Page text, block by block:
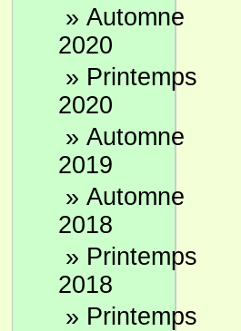
» Automne
2020
» Printemps
2020
» Automne
2019
» Automne
2018
» Printemps
2018
» Printemps